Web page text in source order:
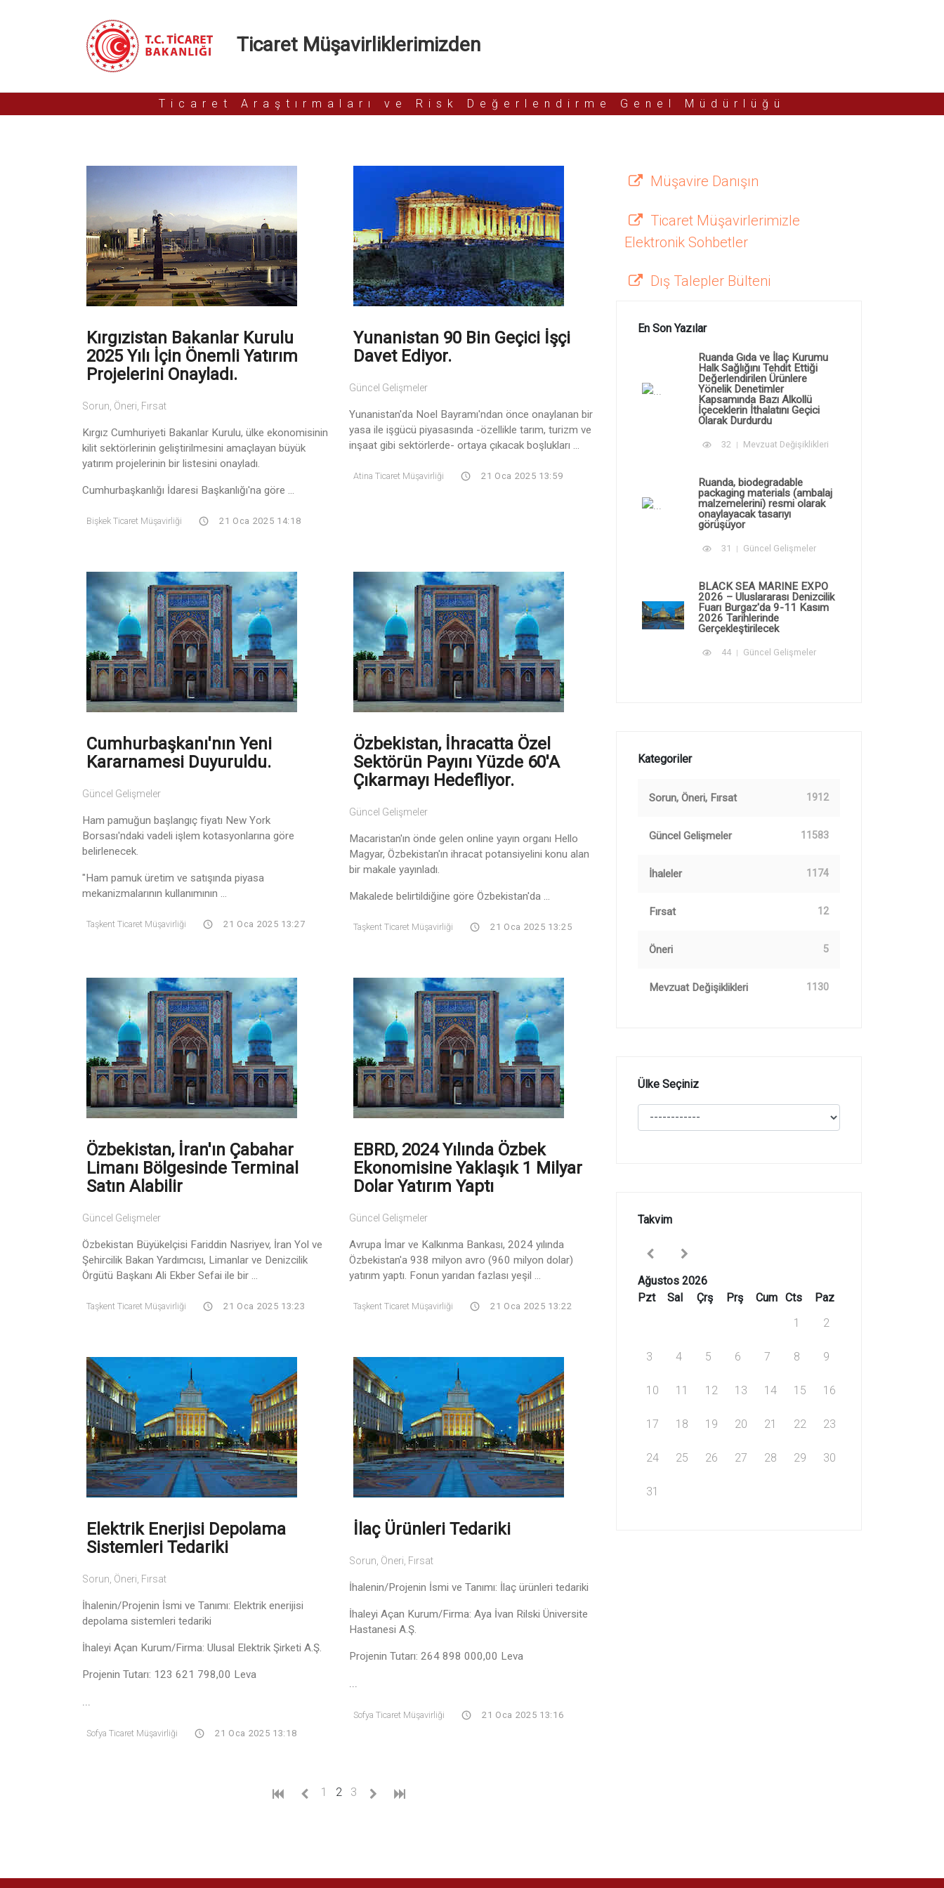
Ticaret Müşavirliklerimizden
Ticaret Araştırmaları ve Risk Değerlendirme Genel Müdürlüğü
Kırgızistan Bakanlar Kurulu
2025 Yılı İçin Önemli Yatırım
Projelerini Onayladı.
Sorun, Öneri, Fırsat
Kırgız Cumhuriyeti Bakanlar Kurulu, ülke ekonomisinin
kilit sektörlerinin geliştirilmesini amaçlayan büyük
yatırım projelerinin bir listesini onayladı.
Cumhurbaşkanlığı İdaresi Başkanlığı'na göre ...
Bişkek Ticaret Müşavirliği 21 Oca 2025 14:18
Yunanistan 90 Bin Geçici İşçi
Davet Ediyor.
Güncel Gelişmeler
Yunanistan'da Noel Bayramı'ndan önce onaylanan bir
yasa ile işgücü piyasasında -özellikle tarım, turizm ve
inşaat gibi sektörlerde- ortaya çıkacak boşlukları ...
Atina Ticaret Müşavirliği 21 Oca 2025 13:59
Cumhurbaşkanı'nın Yeni
Kararnamesi Duyuruldu.
Güncel Gelişmeler
Ham pamuğun başlangıç ​​fiyatı New York
Borsası'ndaki vadeli işlem kotasyonlarına göre
belirlenecek.
"Ham pamuk üretim ve satışında piyasa
mekanizmalarının kullanımının ...
Taşkent Ticaret Müşavirliği 21 Oca 2025 13:27
Özbekistan, İhracatta Özel
Sektörün Payını Yüzde 60'a
Çıkarmayı Hedefliyor.
Güncel Gelişmeler
Macaristan'ın önde gelen online yayın organı Hello
Magyar, Özbekistan'ın ihracat potansiyelini konu alan
bir makale yayınladı.
Makalede belirtildiğine göre Özbekistan'da ...
Taşkent Ticaret Müşavirliği 21 Oca 2025 13:25
Özbekistan, İran'ın Çabahar
Limanı Bölgesinde Terminal
Satın Alabilir
Güncel Gelişmeler
Özbekistan Büyükelçisi Fariddin Nasriyev, İran Yol ve
Şehircilik Bakan Yardımcısı, Limanlar ve Denizcilik
Örgütü Başkanı Ali Ekber Sefai ile bir ...
Taşkent Ticaret Müşavirliği 21 Oca 2025 13:23
EBRD, 2024 Yılında Özbek
Ekonomisine Yaklaşık 1 Milyar
Dolar Yatırım Yaptı
Güncel Gelişmeler
Avrupa İmar ve Kalkınma Bankası, 2024 yılında
Özbekistan'a 938 milyon avro (960 milyon dolar)
yatırım yaptı. Fonun yarıdan fazlası yeşil ...
Taşkent Ticaret Müşavirliği 21 Oca 2025 13:22
Elektrik Enerjisi Depolama
Sistemleri Tedariki
Sorun, Öneri, Fırsat
İhalenin/Projenin İsmi ve Tanımı: Elektrik enerijisi
depolama sistemleri tedariki
İhaleyi Açan Kurum/Firma: Ulusal Elektrik Şirketi A.Ş.
Projenin Tutarı: 123 621 798,00 Leva
Sofya Ticaret Müşavirliği 21 Oca 2025 13:18
İlaç Ürünleri Tedariki
Sorun, Öneri, Fırsat
İhalenin/Projenin İsmi ve Tanımı: İlaç ürünleri tedariki
İhaleyi Açan Kurum/Firma: Aya İvan Rilski Üniversite
Hastanesi A.Ş.
Projenin Tutarı: 264 898 000,00 Leva
Sofya Ticaret Müşavirliği 21 Oca 2025 13:16
1 2(current)
3
Müşavire Danışın
Ticaret Müşavirlerimizle
Elektronik Sohbetler
Dış Talepler Bülteni
En Son Yazılar
Ruanda Gıda ve İlaç Kurumu
Halk Sağlığını Tehdit Ettiği
Değerlendirilen Ürünlere
Yönelik Denetimler
Kapsamında Bazı Alkollü
İçeceklerin İthalatını Geçici
Olarak Durdurdu
32 Mevzuat Değişiklikleri
Ruanda, biodegradable
packaging materials (ambalaj
malzemelerini) resmi olarak
onaylayacak tasarıyı
görüşüyor
31 Güncel Gelişmeler
BLACK SEA MARINE EXPO
2026 – Uluslararası Denizcilik
Fuarı Burgaz'da 9-11 Kasım
2026 Tarihlerinde
Gerçekleştirilecek
44 Güncel Gelişmeler
Kategoriler
Sorun, Öneri, Fırsat 1912
Güncel Gelişmeler 11583
İhaleler 1174
Fırsat 12
Öneri 5
Mevzuat Değişiklikleri 1130
Ülke Seçiniz
Takvim
Ağustos 2026
Pzt
Sal Çrş Prş Cum Cts
Paz
1
2
3 4 5 6 7 8 9
10 11 12 13 14 15 16
17 18 19 20 21 22 23
24 25 26 27 28 29 30
31